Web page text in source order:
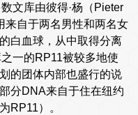
文库由彼得·杨（Pieter
来自于两名男性和两名女
白血球，从中取得分离
一的RP11被较多地使
的团体内部也盛行的说
分DNA来自于住在纽约
RP11）。